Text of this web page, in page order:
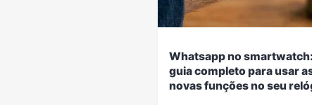
Whatsapp no
guia completo para usar
novas funções no seu